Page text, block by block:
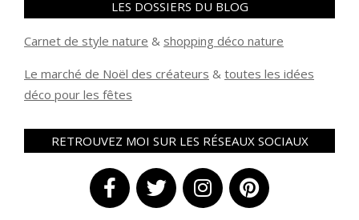
LES DOSSIERS DU BLOG
Carnet de style nature & shopping déco nature
Le marché de Noël des créateurs & toutes les idées
déco pour les fêtes
RETROUVEZ MOI SUR LES RÉSEAUX SOCIAUX